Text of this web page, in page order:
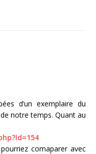
d’un exemplaire du
notre temps. Quant au
comaparer avec